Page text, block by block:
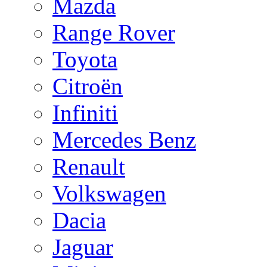
Mazda
Range Rover
Toyota
Citroën
Infiniti
Mercedes Benz
Renault
Volkswagen
Dacia
Jaguar